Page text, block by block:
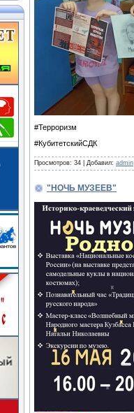
#Терроризм
#КубитетскийСДК
Просмотров: 34 Добавил: admin
"НОЧЬ МУЗЕЕВ"